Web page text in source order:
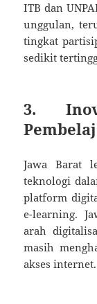
ITB dan
unggulan,
tingkat
sedikit
3.
Jawa Barat
teknologi
platform
e-learning.
arah
masih
akses internet.